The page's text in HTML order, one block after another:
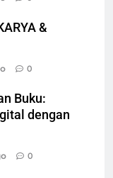
&
0
Buku:
dengan
0